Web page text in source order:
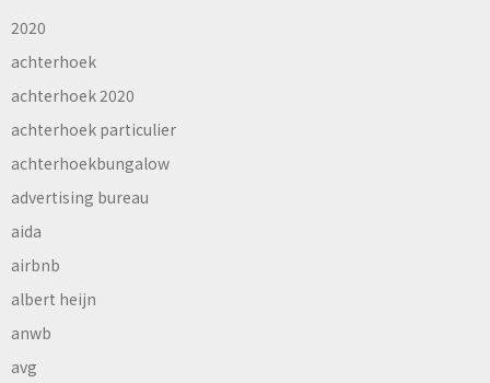
2020
achterhoek
achterhoek 2020
achterhoek particulier
achterhoekbungalow
advertising bureau
aida
airbnb
albert heijn
anwb
avg